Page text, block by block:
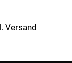
Versand